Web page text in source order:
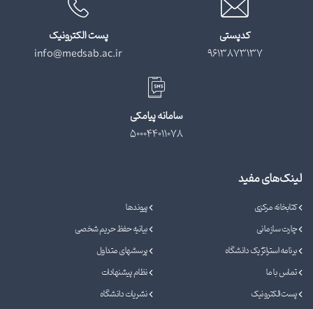
کدپستی
9613873137
پست الکترونیک
info@medsab.ac.ir
سامانه پیامکی
500044011078
لینک‌های مفید
کتابخانه مرکزی
پیوندها
چارت سازمانی
بیانیه حفظ حریم شخصی
برنامه استراتژیک دانشگاه
پرسشهای متداول
تماس با ما
نظام پیشنهادات
پست الکترونیک
نشریات دانشگاه